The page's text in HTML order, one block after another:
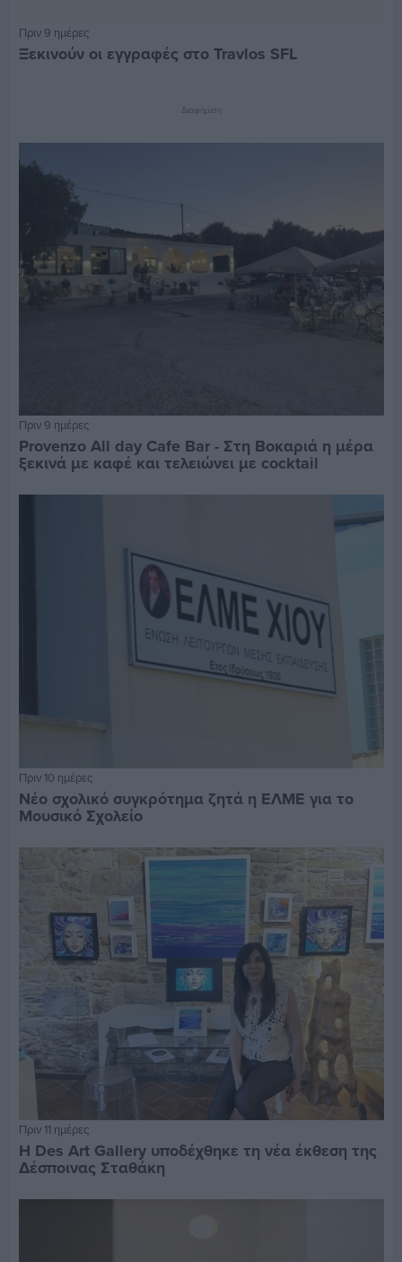
Πριν 9 ημέρες
Ξεκινούν οι εγγραφές στο Travlos SFL
Διαφήμιση
Πριν 9 ημέρες
Provenzo All day Cafe Bar - Στη Βοκαριά η μέρα
ξεκινά με καφέ και τελειώνει με cocktail
Πριν 10 ημέρες
Νέο σχολικό συγκρότημα ζητά η ΕΛΜΕ για το
Μουσικό Σχολείο
Πριν 11 ημέρες
Η Des Art Gallery υποδέχθηκε τη νέα έκθεση της
Δέσποινας Σταθάκη